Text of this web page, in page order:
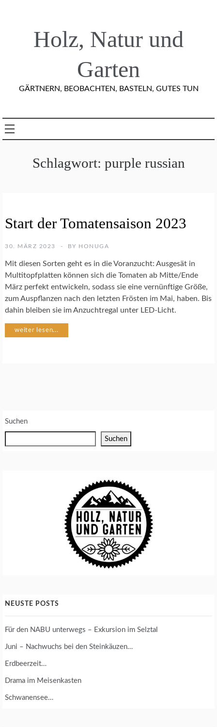
Holz, Natur und
Garten
GÄRTNERN, BEOBACHTEN, BASTELN, GUTES TUN
Schlagwort: purple russian
E
E
R
T
E
N
Z
N
B
A
Start der Tomatensaison 2023
30. MÄRZ 2023 BY HONUGA
Mit diesen Sorten geht es in die Voranzucht: Ausgesät in
Multitopfplatten können sich die Tomaten ab Mitte/Ende
März perfekt entwickeln, sodass sie eine vernünftige Größe,
zum Auspflanzen nach den letzten Frösten im Mai, haben. Bis
dahin bleiben sie im Anzuchtregal unter LED-Licht.
weiter lesen...
Suchen
Suchen
NEUSTE POSTS
Für den NABU unterwegs – Exkursion im Selztal
Juni – Nachwuchs bei den Steinkäuzen…
Erdbeerzeit…
Drama im Meisenkasten
Schwanensee…